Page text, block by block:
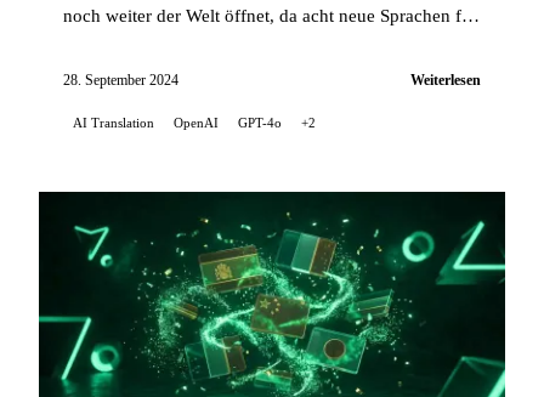
noch weiter der Welt öffnet, da acht neue Sprachen für
28. September 2024 Weiterlesen
AI Translation OpenAI GPT-4o +2